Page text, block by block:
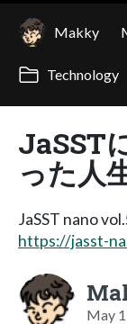
Makky
Technology
JaSST
った人
JaSST nano
https://jasst-
May